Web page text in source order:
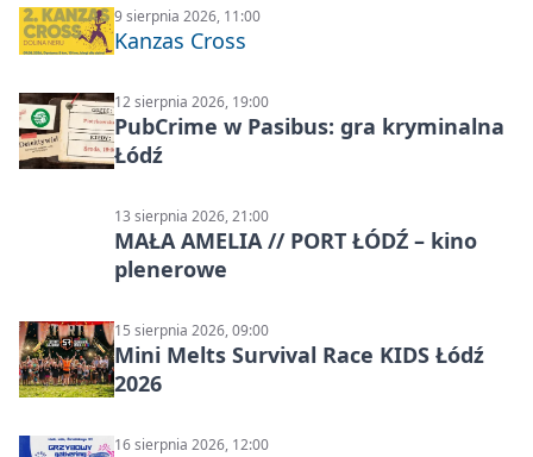
9 sierpnia 2026, 11:00
Kanzas Cross
12 sierpnia 2026, 19:00
PubCrime w Pasibus: gra kryminalna
Łódź
13 sierpnia 2026, 21:00
MAŁA AMELIA // PORT ŁÓDŹ – kino
plenerowe
15 sierpnia 2026, 09:00
Mini Melts Survival Race KIDS Łódź
2026
16 sierpnia 2026, 12:00